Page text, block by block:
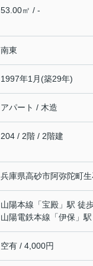
53.00㎡ / -
南東
1997年1月(築29年)
アパート / 木造
204 / 2階 / 2階建
兵庫県高砂市阿弥陀町
山陽本線 「宝殿 」駅 徒
山陽電鉄本線 「伊保 」
空有 / 4,000円